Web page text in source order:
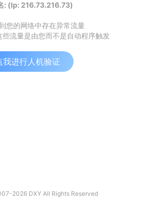
: (Ip: 216.73.216.73)
您的网络中存在异常流量
些流量是由您而不是自动程序触发
我进行人机验证
2026 DXY All Rights Reserved